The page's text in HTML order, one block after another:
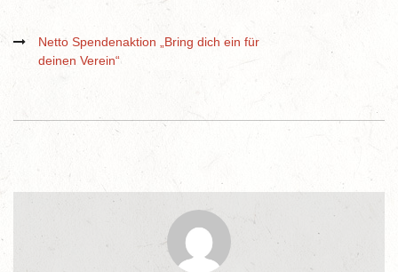
Netto Spendenaktion „Bring dich ein für
deinen Verein“